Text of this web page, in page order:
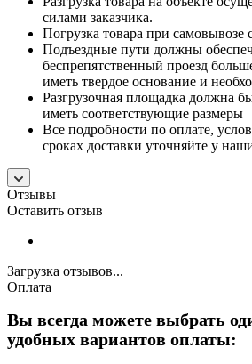
силами заказчика.
Погрузка товара при самовывозе
Подъездные пути должны
беспрепятственный проезд
иметь твердое основание и
Разгрузочная площадка должна
иметь соответствующие размеры
Все подробности по оплате,
сроках доставки уточняйте у
Отзывы
Оставить отзыв
Загрузка отзывов...
Оплата
Вы всегда можете выбрать
удобных вариантов оплаты: